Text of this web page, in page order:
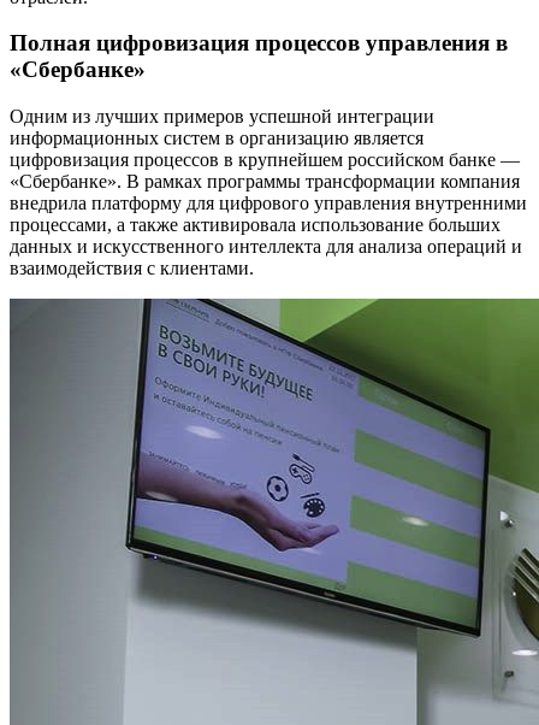
Полная цифровизация процессов управления в
«Сбербанке»
Одним из лучших примеров успешной интеграции
информационных систем в организацию является
цифровизация процессов в крупнейшем российском банке —
«Сбербанке». В рамках программы трансформации компания
внедрила платформу для цифрового управления внутренними
процессами, а также активировала использование больших
данных и искусственного интеллекта для анализа операций и
взаимодействия с клиентами.